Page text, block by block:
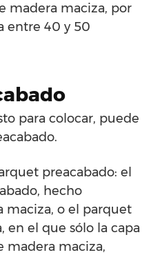
madera maciza, por
entre 40 y 50
para colocar, puede
preacabado: el
hecho
o el parquet
en el que sólo la capa
madera maciza,